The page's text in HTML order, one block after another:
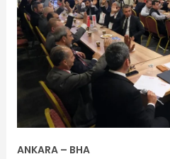
ANKARA – BHA